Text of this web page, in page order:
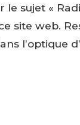
sujet «
site web.
l’optique